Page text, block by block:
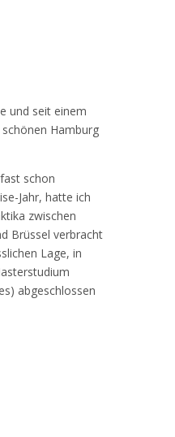
und seit einem
Hamburg
schon
Jahr, hatte ich
zwischen
Brüssel verbracht
Lage, in
abgeschlossen